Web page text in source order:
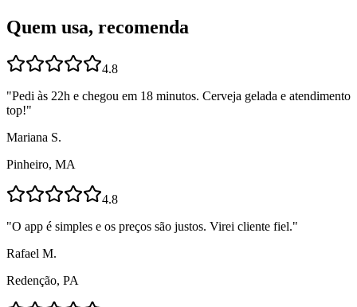
Quem usa, recomenda
4.8
"Pedi às 22h e chegou em 18 minutos. Cerveja gelada e atendimento
top!"
Mariana S.
Pinheiro, MA
4.8
"O app é simples e os preços são justos. Virei cliente fiel."
Rafael M.
Redenção, PA